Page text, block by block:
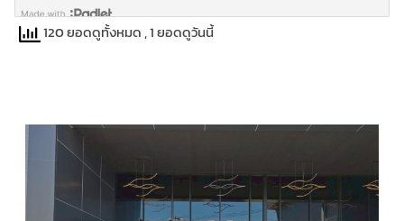
120 ยอดดูทั้งหมด , 1 ยอดดูวันนี้